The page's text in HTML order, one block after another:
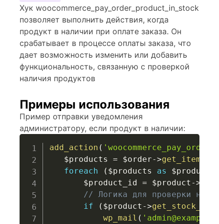
Хук woocommerce_pay_order_product_in_stock
позволяет выполнить действия, когда
продукт в наличии при оплате заказа. Он
срабатывает в процессе оплаты заказа, что
дает возможность изменить или добавить
функциональность, связанную с проверкой
наличия продуктов
Примеры использования
Пример отправки уведомления
администратору, если продукт в наличии:
add_action (
$products
= $order->get_items
foreach
( $products as $product
$product_id = $product ->
// Логика для проверки
if
( $product ->
wp_mail (